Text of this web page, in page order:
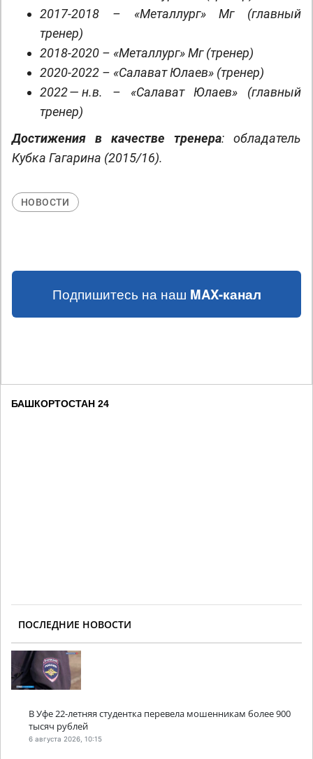
2017-2018 – «Металлург» Мг (главный
тренер)
2018-2020 – «Металлург» Мг (тренер)
2020-2022 – «Салават Юлаев» (тренер)
2022 — н.в. – «Салават Юлаев» (главный
тренер)
Достижения в качестве тренера: обладатель
Кубка Гагарина (2015/16).
НОВОСТИ
Подпишитесь на наш MAX-канал
БАШКОРТОСТАН 24
ПОСЛЕДНИЕ НОВОСТИ
В Уфе 22-летняя студентка перевела мошенникам более 900
тысяч рублей
6 августа 2026, 10:15